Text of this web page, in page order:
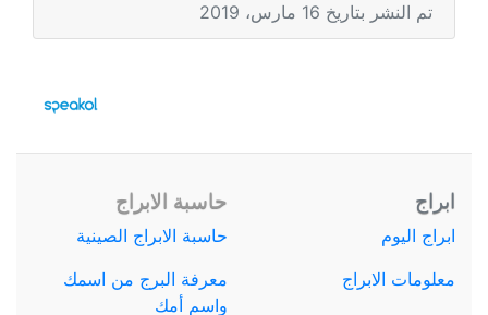
تم النشر بتاريخ 16 مارس، 2019
ابراج
ابراج اليوم
معلومات الابراج
حاسبة الابراج
حاسبة الابراج الصينية
معرفة البرج من اسمك
واسم أمك